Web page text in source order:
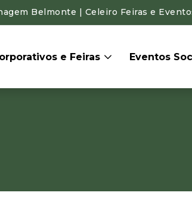
Belmonte | Celeiro Feiras e
e Feiras Eventos